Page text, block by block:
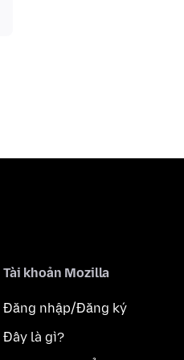
Tài khoản Mozilla
Đăng nhập/Đăng ký
Đây là gì?